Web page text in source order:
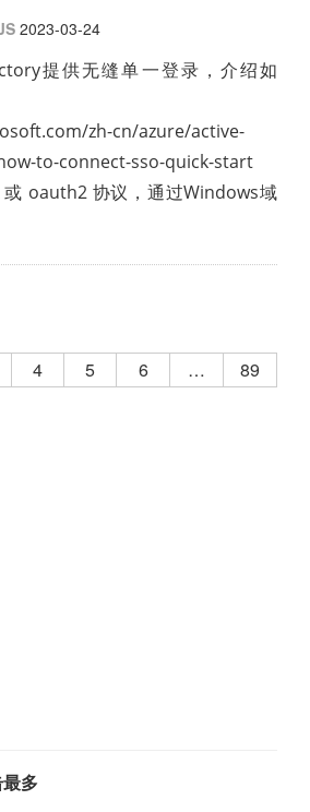
2023-03-24
提供无缝单一登录，介绍如
zh-cn/azure/active-
to-connect-sso-quick-start
oauth2 协议，通过Windows域
4 5 6 … 89
多